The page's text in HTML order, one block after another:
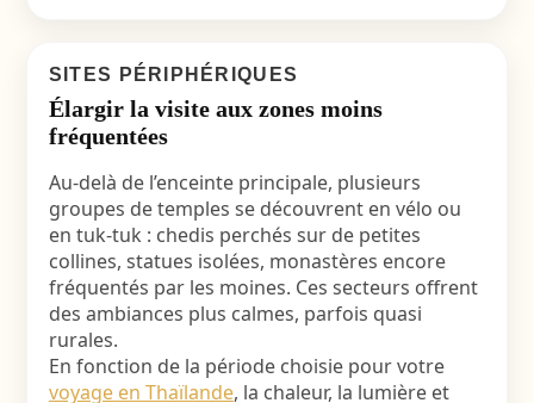
SITES PÉRIPHÉRIQUES
Élargir la visite aux zones moins
fréquentées
Au-delà de l’enceinte principale, plusieurs
groupes de temples se découvrent en vélo ou
en tuk-tuk : chedis perchés sur de petites
collines, statues isolées, monastères encore
fréquentés par les moines. Ces secteurs offrent
des ambiances plus calmes, parfois quasi
rurales.
En fonction de la période choisie pour votre
voyage en Thaïlande, la chaleur, la lumière et